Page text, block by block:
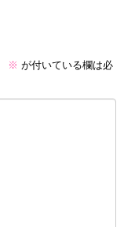
※ が付いている欄は必